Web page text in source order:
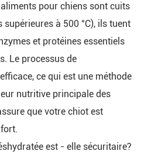
pour chiens sont cuits
à 500 °C), ils tuent
et protéines essentiels
Le processus de
ce qui est une méthode
nutritive principale des
que votre chiot est
est - elle sécuritaire?